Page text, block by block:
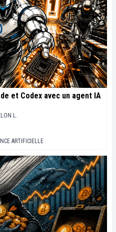
et Codex avec un agent IA
L.
ARTIFICIELLE